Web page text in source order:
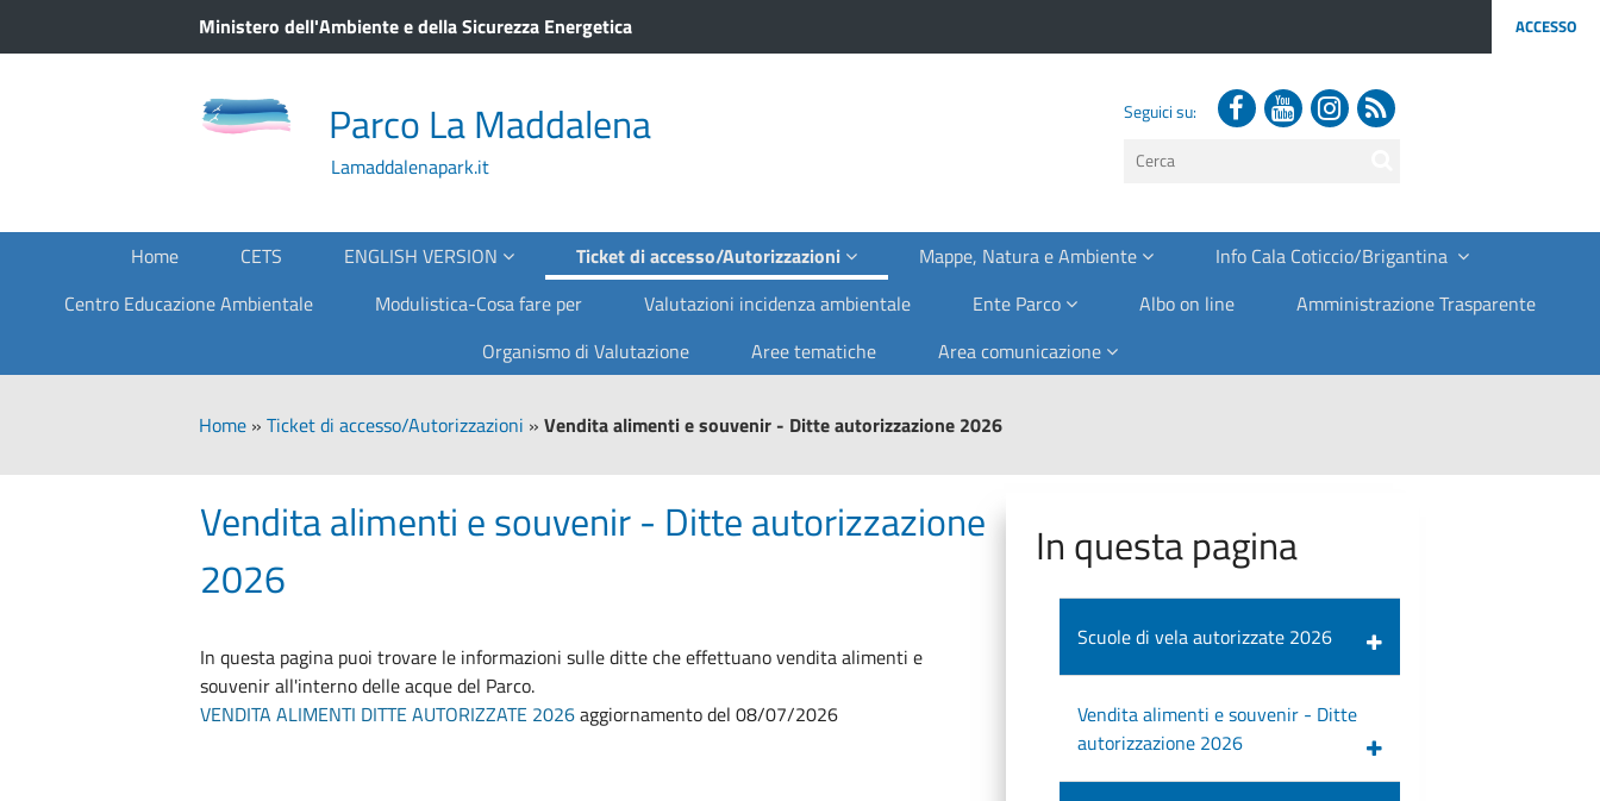
Ministero dell'Ambiente e della Sicurezza Energetica ACCESSO
Parco La Maddalena
Lamaddalenapark.it
Seguici su:
testo
Home
CETS ENGLISH VERSION Ticket di accesso/Autorizzazioni Mappe, Natura e Ambiente
Info Cala Coticcio/Brigantina
Centro Educazione Ambientale
Modulistica-Cosa fare per Valutazioni incidenza ambientale Ente Parco Albo on line
Amministrazione Trasparente
Organismo di Valutazione
Aree tematiche Area comunicazione
Home » Ticket di accesso/Autorizzazioni » Vendita alimenti e souvenir - Ditte autorizzazione 2026
Vendita alimenti e souvenir - Ditte autorizzazione
2026
In questa pagina puoi trovare le informazioni sulle ditte che effettuano vendita alimenti e
souvenir all'interno delle acque del Parco.
VENDITA ALIMENTI DITTE AUTORIZZATE 2026aggiornamento del 08/07/2026
In questa pagina
Scuole di vela autorizzate 2026
Vendita alimenti e souvenir - Ditte
autorizzazione 2026